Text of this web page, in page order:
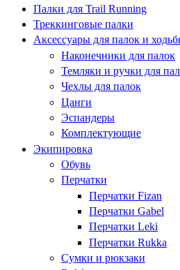
Палки для Trail Running
Треккинговые палки
Аксессуары для палок и
Наконечники для палок
Темляки и ручки для
Чехлы для палок
Цанги
Эспандеры
Комплектующие
Экипировка
Обувь
Перчатки
Перчатки Fizan
Перчатки Gabel
Перчатки Leki
Перчатки Rukka
Сумки и рюкзаки